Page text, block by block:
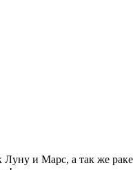
и Марс, а так же